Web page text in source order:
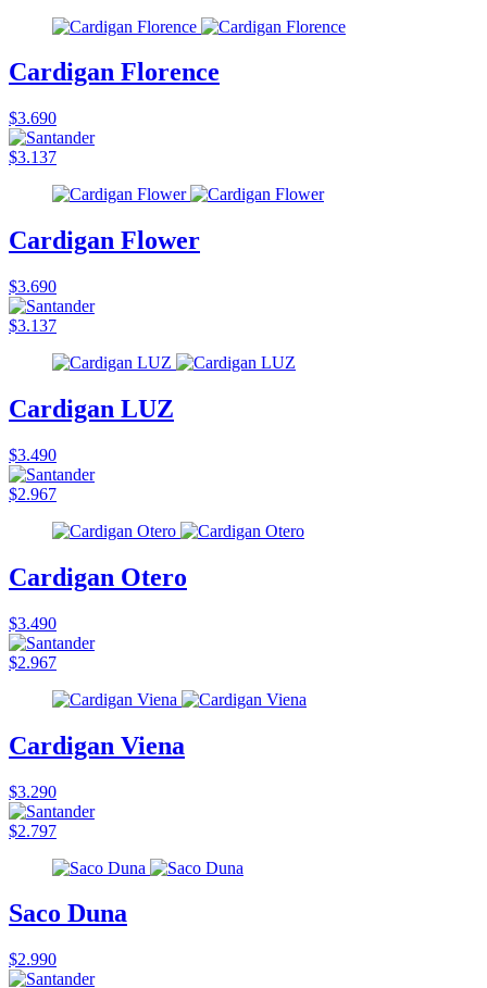
Cardigan Florence
$3.690
$3.137
Cardigan Flower
$3.690
$3.137
Cardigan LUZ
$3.490
$2.967
Cardigan Otero
$3.490
$2.967
Cardigan Viena
$3.290
$2.797
Saco Duna
$2.990